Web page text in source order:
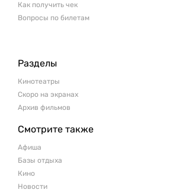
Как получить чек
Вопросы по билетам
Разделы
Кинотеатры
Скоро на экранах
Архив фильмов
Смотрите также
Афиша
Базы отдыха
Кино
Новости